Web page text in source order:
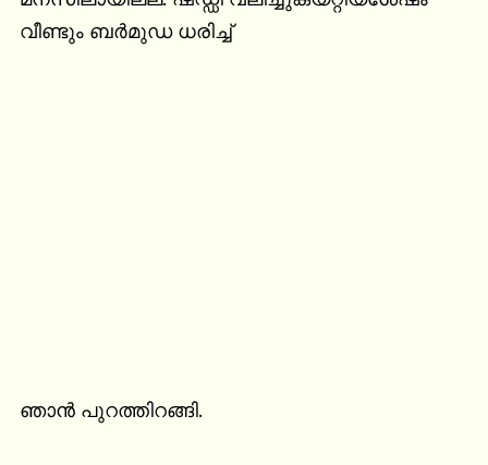
വീണ്ടും ബര്‍മുഡ ധരിച്ച്
ഞാന്‍ പുറത്തിറങ്ങി.